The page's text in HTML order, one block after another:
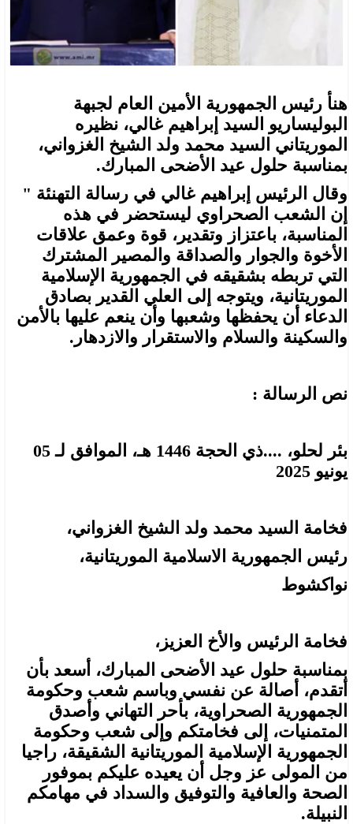
هنأ رئيس الجمهورية الأمين العام لجبهة
البوليساريو السيد إبراهيم غالي، نظيره
الموريتاني السيد محمد ولد الشيخ الغزواني،
بمناسبة حلول عيد الأضحى المبارك.
وقال الرئيس إبراهيم غالي في رسالة التهنئة "
إن الشعب الصحراوي ليستحضر في هذه
المناسبة، باعتزاز وتقدير، قوة وعمق علاقات
الأخوة والجوار والصداقة والمصير المشترك
التي تربطه بشقيقه في الجمهورية الإسلامية
الموريتانية، ويتوجه إلى العلي القدير بصادق
الدعاء أن يحفظها وشعبها وأن ينعم عليها بالأمن
والسكينة والسلام والاستقرار والازدهار.
نص الرسالة :
بئر لحلو، ....ذي الحجة 1446 هـ، الموافق لـ 05
يونيو 2025
فخامة السيد محمد ولد الشيخ الغزواني،
رئيس الجمهورية الاسلامية الموريتانية،
نواكشوط
فخامة الرئيس والأخ العزيز،
بمناسبة حلول عيد الأضحى المبارك، أسعد بأن
أتقدم، أصالة عن نفسي وباسم شعب وحكومة
الجمهورية الصحراوية، بأحر التهاني وأصدق
المتمنيات، إلى فخامتكم وإلى شعب وحكومة
الجمهورية الإسلامية الموريتانية الشقيقة، راجيا
من المولى عز وجل أن يعيده عليكم بموفور
الصحة والعافية والتوفيق والسداد في مهامكم
النبيلة.